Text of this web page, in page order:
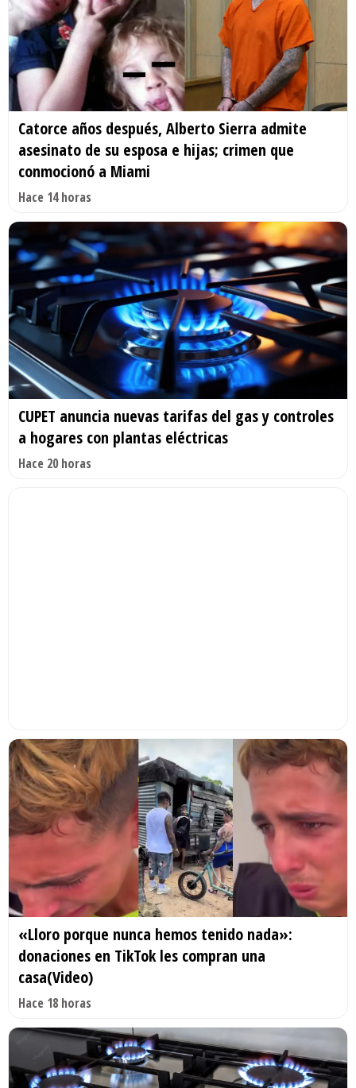
Catorce años después, Alberto Sierra admite
asesinato de su esposa e hijas; crimen que
conmocionó a Miami
Hace 14 horas
CUPET anuncia nuevas tarifas del gas y controles
a hogares con plantas eléctricas
Hace 20 horas
«Lloro porque nunca hemos tenido nada»:
donaciones en TikTok les compran una
casa(Video)
Hace 18 horas